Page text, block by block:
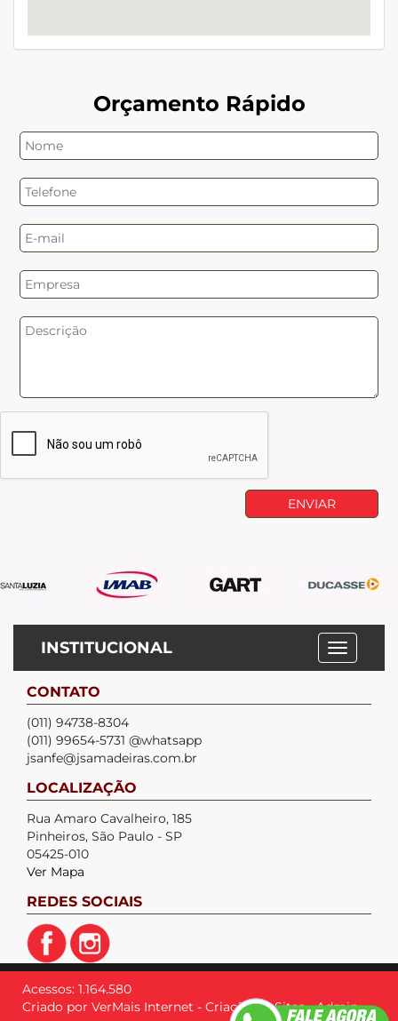
Orçamento Rápido
INSTITUCIONAL
CONTATO
(011) 94738-8304
(011) 99654-5731 @whatsapp
jsanfe@jsamadeiras.com.br
LOCALIZAÇÃO
Rua Amaro Cavalheiro, 185
Pinheiros, São Paulo - SP
05425-010
Ver Mapa
REDES SOCIAIS
Acessos: 1.164.580
Criado por VerMais Internet - Criação de Sites-Admin